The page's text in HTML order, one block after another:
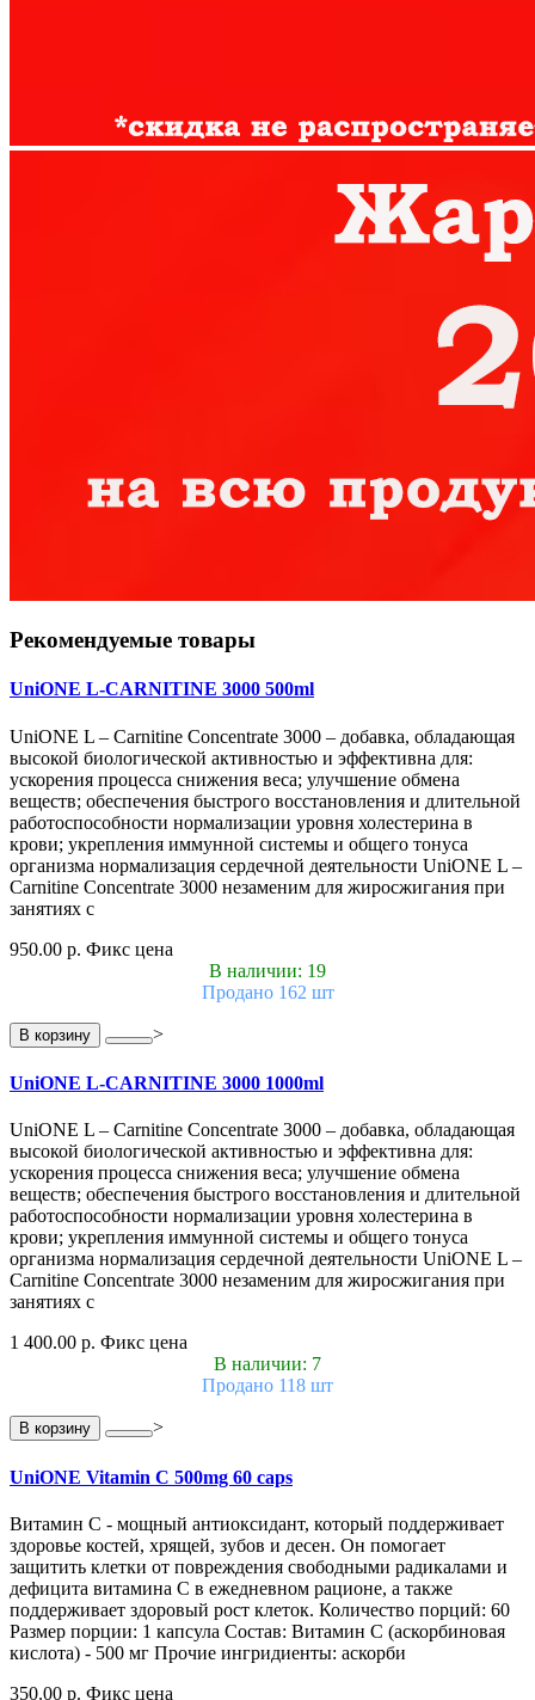
Рекомендуемые товары
UniONE L-CARNITINE 3000 500ml
UniONE L – Carnitine Concentrate 3000 – добавка, обладающая
высокой биологической активностью и эффективна для:
ускорения процесса снижения веса; улучшение обмена
веществ; обеспечения быстрого восстановления и длительной
работоспособности нормализации уровня холестерина в
крови; укрепления иммунной системы и общего тонуса
организма нормализация сердечной деятельности UniONE L –
Carnitine Concentrate 3000 незаменим для жиросжигания при
занятиях с
950.00 р. Фикс цена
В наличии: 19
Продано 162 шт
В корзину >
UniONE L-CARNITINE 3000 1000ml
UniONE L – Carnitine Concentrate 3000 – добавка, обладающая
высокой биологической активностью и эффективна для:
ускорения процесса снижения веса; улучшение обмена
веществ; обеспечения быстрого восстановления и длительной
работоспособности нормализации уровня холестерина в
крови; укрепления иммунной системы и общего тонуса
организма нормализация сердечной деятельности UniONE L –
Carnitine Concentrate 3000 незаменим для жиросжигания при
занятиях с
1 400.00 р. Фикс цена
В наличии: 7
Продано 118 шт
В корзину >
UniONE Vitamin С 500mg 60 caps
Витамин С - мощный антиоксидант, который поддерживает
здоровье костей, хрящей, зубов и десен. Он помогает
защитить клетки от повреждения свободными радикалами и
дефицита витамина С в ежедневном рационе, а также
поддерживает здоровый рост клеток. Количество порций: 60
Размер порции: 1 капсула Состав: Витамин С (аскорбиновая
кислота) - 500 мг Прочие ингридиенты: аскорби
350.00 р. Фикс цена